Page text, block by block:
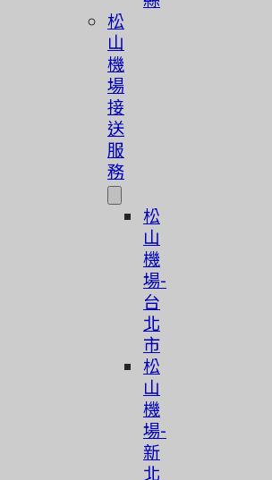
松
山
機
場
接
送
服
務
松
山
機
場-
台
北
市
松
山
機
場-
新
北